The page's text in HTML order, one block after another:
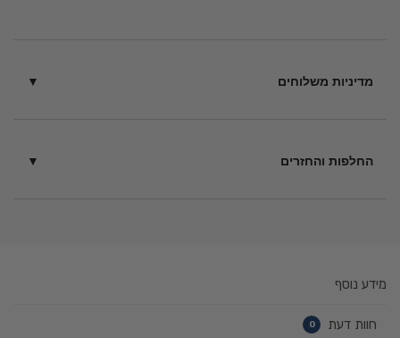
מדיניות משלוחים
החלפות והחזרים
מידע נוסף
חוות דעת 0